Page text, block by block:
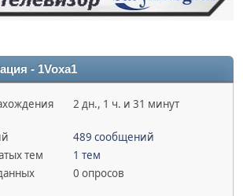
- 1Voxa1
2 дн., 1 ч. и 31 минут
489 сообщений
тем
1 тем
0 опросов